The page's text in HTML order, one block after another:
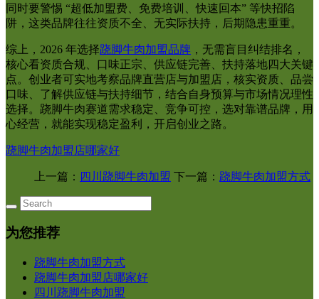
同时要警惕 “超低加盟费、免费培训、快速回本” 等快招陷
阱，这类品牌往往资质不全、无实际扶持，后期隐患重重。
综上，2026 年选择跷脚牛肉加盟品牌 ，无需盲目纠结排名，
核心看资质合规、口味正宗、供应链完善、扶持落地四大关键
点。创业者可实地考察品牌直营店与加盟店，核实资质、品尝
口味、了解供应链与扶持细节，结合自身预算与市场情况理性
选择。跷脚牛肉赛道需求稳定、竞争可控，选对靠谱品牌，用
心经营，就能实现稳定盈利，开启创业之路。
跷脚牛肉加盟店哪家好
上一篇： 四川跷脚牛肉加盟 下一篇： 跷脚牛肉加盟方式
为您推荐
跷脚牛肉加盟方式
跷脚牛肉加盟店哪家好
四川跷脚牛肉加盟